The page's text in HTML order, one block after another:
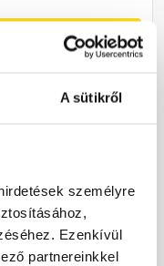
A sütikről
személyre
Ezenkívül
partnereinkkel
Megnézem